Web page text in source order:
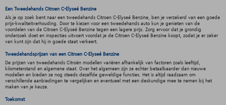
Een Tweedehands Citroen C-Elyseé Benzine
Als je op zoek bent naar een tweedehands Citroen C-Elyseé Benzine, ben je verzekerd van een goede
prijs-kwaliteitverhouding. Door te kiezen voor een tweedehands auto kun je genieten van de
voordelen van de Citroen C-Elyseé Benzine tegen een lagere prijs. Zorg ervoor dat je grondig
onderzoek doet en inspecties uitvoert voordat je de Citroen C-Elyseé Benzine koopt, zodat je er zeker
van kunt zijn dat hij in goede staat verkeert.
Tweedehandsprijzen van een Citroen C-Elyseé Benzine
De prijzen van tweedehands Citroën modellen variëren afhankelijk van factoren zoals leeftijd,
kilometerstand en algemene staat. Over het algemeen zijn ze echter betaalbaarder dan nieuwe
modellen en bieden ze nog steeds dezelfde geweldige functies. Het is altijd raadzaam om
verschillende aanbiedingen te vergelijken en eventueel met een deskundige mee te nemen bij het
maken van je keuze.
Toekomst